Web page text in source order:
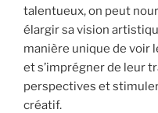
talentueux, on peut
élargir sa vision
manière unique de voir
et s’imprégner de leur
perspectives et
créatif.